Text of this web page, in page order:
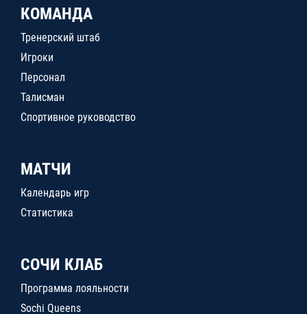
КОМАНДА
Тренерский штаб
Игроки
Персонал
Талисман
Спортивное руководство
МАТЧИ
Календарь игр
Статистика
СОЧИ КЛАБ
Программа лояльности
Sochi Queens